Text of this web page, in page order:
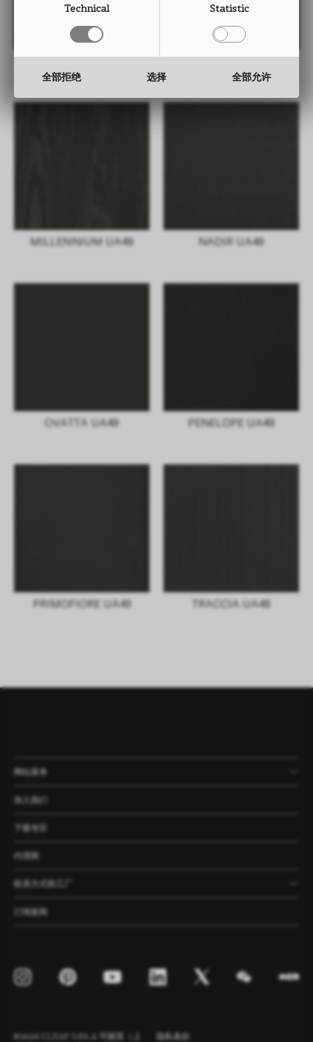
MILLENNIUM UA49 NADIR UA49
OVATTA UA49 PENELOPE UA49
PRIMOFIORE UA49 TRACCIA UA49
网站菜单
产品
公司
资讯
案例
加入我们
下载专区
代理商
联系方式和工厂
订阅新闻
©2026 CLEAF S.P.A. & 可丽芙（上 隐私条款
they have collected from your use of their services.
Technical Statistic
全部拒绝 选择 全部允许